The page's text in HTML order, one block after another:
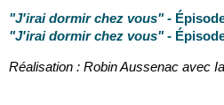
"J'irai dormir chez vous"-
"J'irai dormir chez vous"-
Réalisation : Robin Aussenac avec